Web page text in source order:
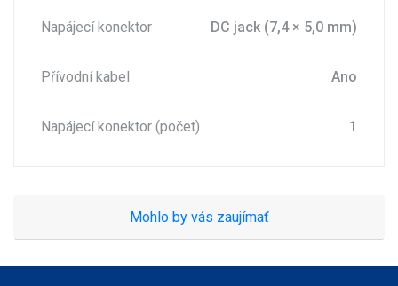
Napájecí konektor DC jack (7,4 × 5,0 mm)
Přívodní kabel Ano
Napájecí konektor (počet) 1
Mohlo by vás zaujímať